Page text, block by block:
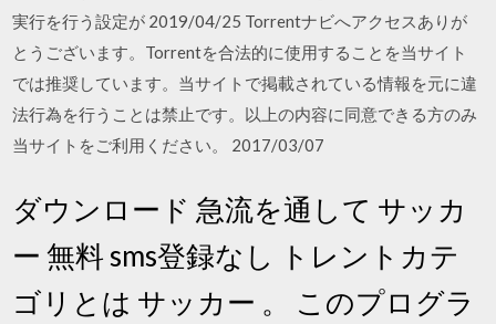
実行を行う設定が 2019/04/25 Torrentナビへアクセスありが
とうございます。Torrentを合法的に使用することを当サイト
では推奨しています。当サイトで掲載されている情報を元に違
法行為を行うことは禁止です。以上の内容に同意できる方のみ
当サイトをご利用ください。 2017/03/07
ダウンロード 急流を通して サッカ
ー 無料 sms登録なし トレントカテ
ゴリとは サッカー 。 このプログラ